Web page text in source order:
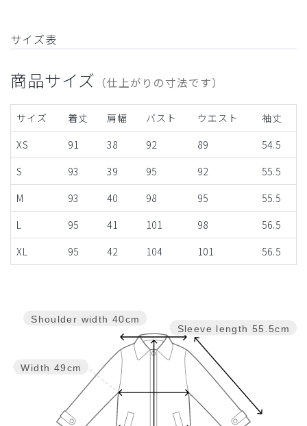
サイズ表
商品サイズ （仕上がりの寸法です）
サイズ 着丈 肩幅 バスト ウエスト
袖丈
XS
91 38 92 89
54.5
S
93 39 95 92
55.5
M
93 40 98 95
55.5
L
95 41 101 98
56.5
XL
95 42 104 101 56.5
Sleeve length 55.5cm
Width 49cm
Shoulder width 40cm